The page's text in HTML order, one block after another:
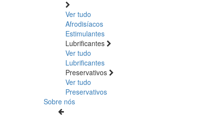
Ver tudo
Afrodisíacos
Estimulantes
Lubrificantes
Ver tudo
Lubrificantes
Preservativos
Ver tudo
Preservativos
Sobre nós